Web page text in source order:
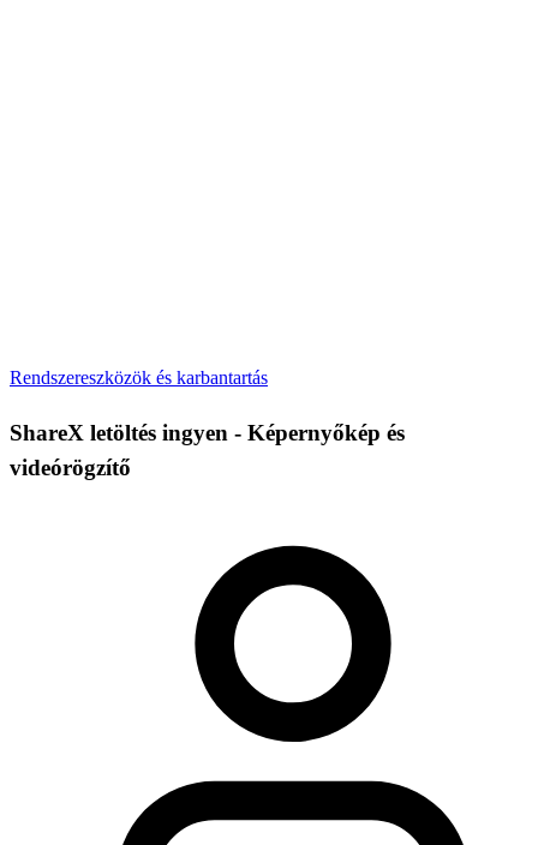
Rendszereszközök és karbantartás
ShareX letöltés ingyen - Képernyőkép és
videórögzítő